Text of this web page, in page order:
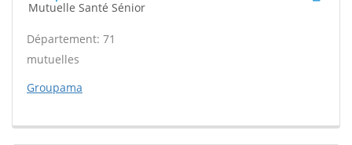
Mutuelle Santé Sénior
Département: 71
mutuelles
Groupama